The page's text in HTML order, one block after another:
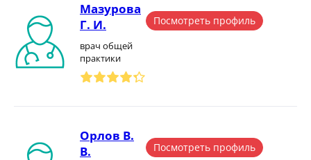
Мазурова
Г. И.
врач общей
практики
Посмотреть профиль
Орлов В.
В.
Посмотреть профиль